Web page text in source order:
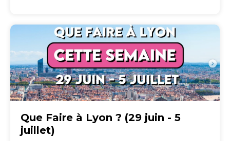
Que Faire à Lyon ? (29 juin - 5
juillet)